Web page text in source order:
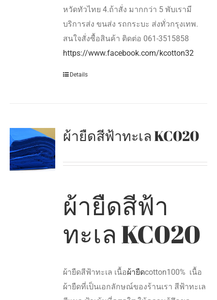
หวัดทัวไทย 4.ถ้าสั่ง มากกว่า 5 พับเรามี
บริการส่ง ขนส่ง รถกระบะ ส่งทั่วกรุงเทพ.
สนใจสั่งซื้อสินค้า ติดต่อ 061-3515858
https://www.facebook.com/kcotton32
Details
ผ้ายืดสีฟ้าทะเล KC020
ผ้ายืดสีฟ้า
ทะเล KC020
ผ้ายืดสีฟ้าทะเล เนื้อผ้ายืดcotton100% เนื้อ
ผ้ายืดที่เป็นเอกลักษณ์ของร้านเรา สีฟ้าทะเล